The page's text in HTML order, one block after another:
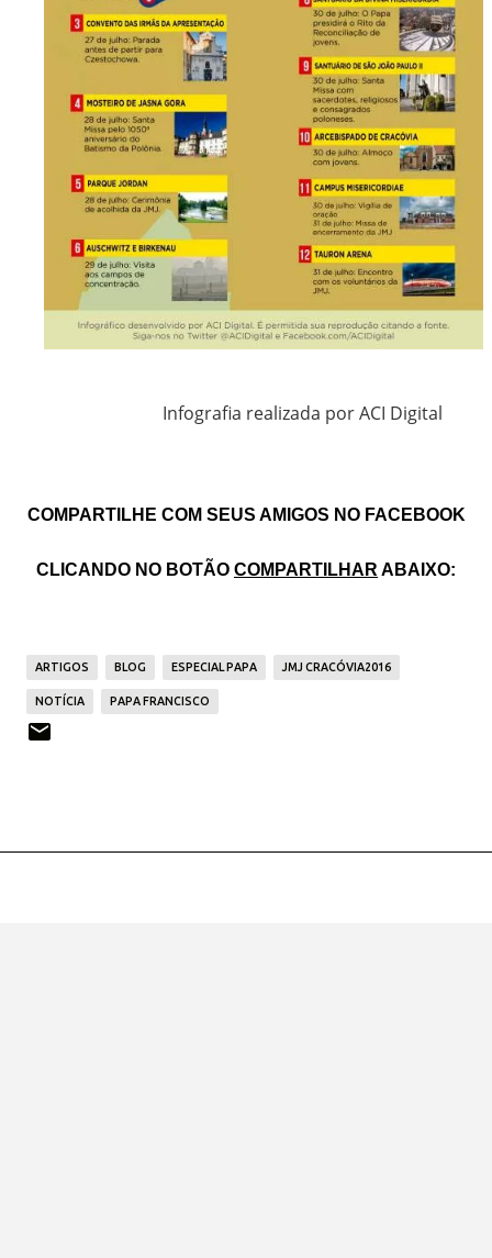
Infografia realizada por ACI Digital
COMPARTILHE COM SEUS AMIGOS NO FACEBOOK
CLICANDO NO BOTÃO COMPARTILHAR ABAIXO:
ARTIGOS BLOG ESPECIAL PAPA JMJ CRACÓVIA2016
NOTÍCIA PAPA FRANCISCO